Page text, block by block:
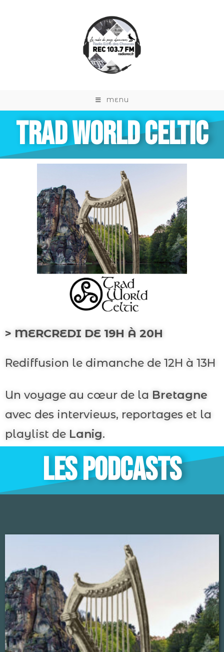
MENU
TRAD WORLD CELTIC
> MERCREDI DE 19H À 20H
Rediffusion le dimanche de 12H à 13H
Un voyage au cœur de la Bretagne
avec des interviews, reportages et la
playlist de Lanig.
LES PODCASTS